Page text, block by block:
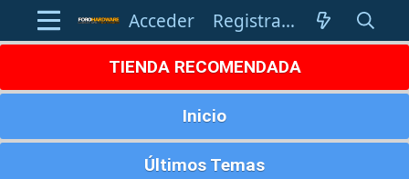
Acceder Registrarse
TIENDA RECOMENDADA
Inicio
Últimos Temas